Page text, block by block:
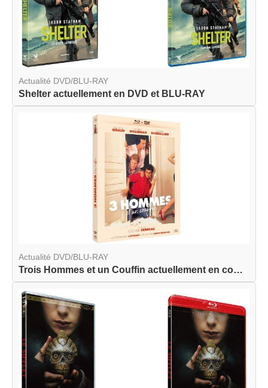
Actualité DVD/BLU-RAY
Shelter actuellement en DVD et BLU-RAY
Actualité DVD/BLU-RAY
Trois Hommes et un Couffin actuellement en combo...